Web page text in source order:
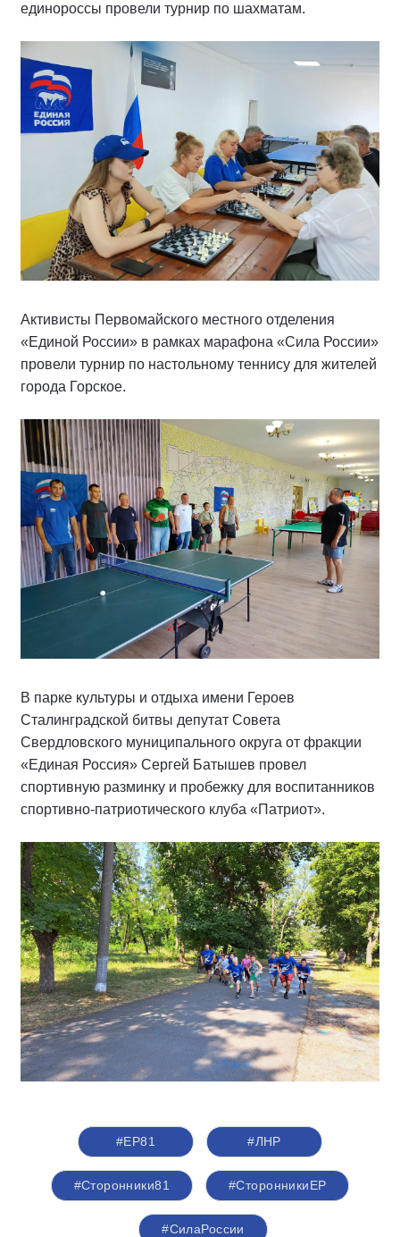
единороссы провели турнир по шахматам.
Активисты Первомайского местного отделения
«Единой России» в рамках марафона «Сила России»
провели турнир по настольному теннису для жителей
города Горское.
В парке культуры и отдыха имени Героев
Сталинградской битвы депутат Совета
Свердловского муниципального округа от фракции
«Единая Россия» Сергей Батышев провел
спортивную разминку и пробежку для воспитанников
спортивно-патриотического клуба «Патриот».
#ЕР81 #ЛНР
#Сторонники81 #СторонникиЕР
#СилаРоссии